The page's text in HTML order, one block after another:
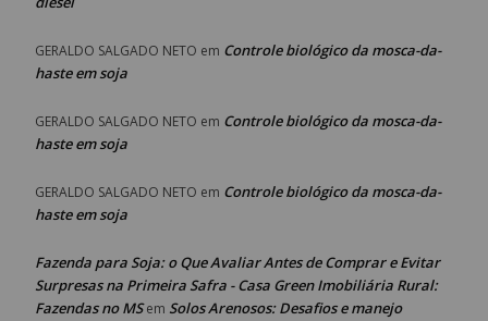
GERALDO SALGADO NETO em Controle biológico da mosca-da-
haste em soja
GERALDO SALGADO NETO em Controle biológico da mosca-da-
haste em soja
GERALDO SALGADO NETO em Controle biológico da mosca-da-
haste em soja
Fazenda para Soja: o Que Avaliar Antes de Comprar e Evitar
Surpresas na Primeira Safra - Casa Green Imobiliária Rural:
Fazendas no MSem Solos Arenosos: Desafios e manejo